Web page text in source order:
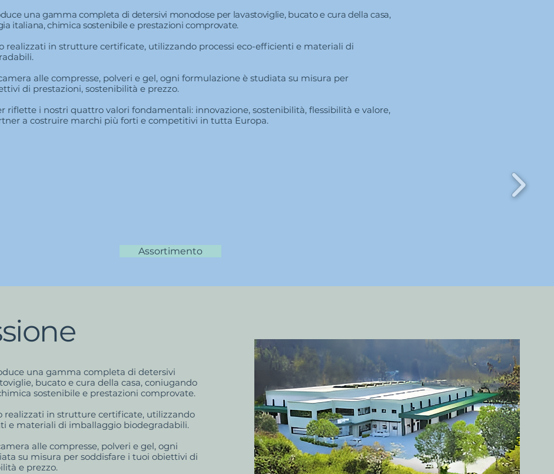
una gamma completa di detersivi monodose per lavastoviglie, bucato e cura della casa,
italiana, chimica sostenibile e prestazioni comprovate.
realizzati in strutture certificate, utilizzando processi eco-efficienti e materiali di
alle compresse, polveri e gel, ogni formulazione è studiata su misura per
di prestazioni, sostenibilità e prezzo.
riflette i nostri quattro valori fondamentali: innovazione, sostenibilità, flessibilità e valore,
a costruire marchi più forti e competitivi in tutta Europa.
Assortimento
una gamma completa di detersivi
bucato e cura della casa, coniugando
sostenibile e prestazioni comprovate.
realizzati in strutture certificate, utilizzando
e materiali di imballaggio biodegradabili.
alle compresse, polveri e gel, ogni
su misura per soddisfare i tuoi obiettivi di
e prezzo.